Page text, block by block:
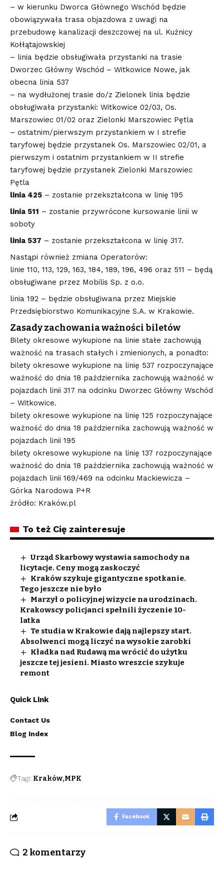
– w kierunku Dworca Głównego Wschód będzie
obowiązywała trasa objazdowa z uwagi na
przebudowę kanalizacji deszczowej na ul. Kuźnicy
Kołłątajowskiej
– linia będzie obsługiwała przystanki na trasie
Dworzec Główny Wschód – Witkowice Nowe, jak
obecna linia 537
– na wydłużonej trasie do/z Zielonek linia będzie
obsługiwała przystanki: Witkowice 02/03, Os.
Marszowiec 01/02 oraz Zielonki Marszowiec Pętla
– ostatnim/pierwszym przystankiem w I strefie
taryfowej będzie przystanek Os. Marszowiec 02/01, a
pierwszym i ostatnim przystankiem w II strefie
taryfowej będzie przystanek Zielonki Marszowiec
Pętla
linia 425 – zostanie przekształcona w linię 195
linia 511 – zostanie przywrócone kursowanie linii w
soboty
linia 537 – zostanie przekształcona w linię 317.
Nastąpi również zmiana Operatorów:
linie 110, 113, 129, 163, 184, 189, 196, 496 oraz 511 – będą
obsługiwane przez Mobilis Sp. z o.o.
linia 192 – będzie obsługiwana przez Miejskie
Przedsiębiorstwo Komunikacyjne S.A. w Krakowie.
Zasady zachowania ważności biletów
Bilety okresowe wykupione na linie stałe zachowują
ważność na trasach stałych i zmienionych, a ponadto:
bilety okresowe wykupione na linię 537 rozpoczynające
ważność do dnia 18 października zachowują ważność w
pojazdach linii 317 na odcinku Dworzec Główny Wschód
– Witkowice.
bilety okresowe wykupione na linię 125 rozpoczynające
ważność do dnia 18 października zachowują ważność w
pojazdach linii 195
bilety okresowe wykupione na linię 137 rozpoczynające
ważność do dnia 18 października zachowują ważność w
pojazdach linii 169/469 na odcinku Mackiewicza –
Górka Narodowa P+R
źródło: Kraków.pl
To też Cię zainteresuje
Urząd Skarbowy wystawia samochody na
licytacje. Ceny mogą zaskoczyć
Kraków szykuje gigantyczne spotkanie.
Tego jeszcze nie było
Marzył o policyjnej wizycie na urodzinach.
Krakowscy policjanci spełnili życzenie 10-
latka
Te studia w Krakowie dają najlepszy start.
Absolwenci mogą liczyć na wysokie zarobki
Kładka nad Rudawą ma wrócić do użytku
jeszcze tej jesieni. Miasto wreszcie szykuje
remont
Quick Link
Contact Us
Blog Index
Tagi: Kraków MPK
Facebook
2 komentarzy